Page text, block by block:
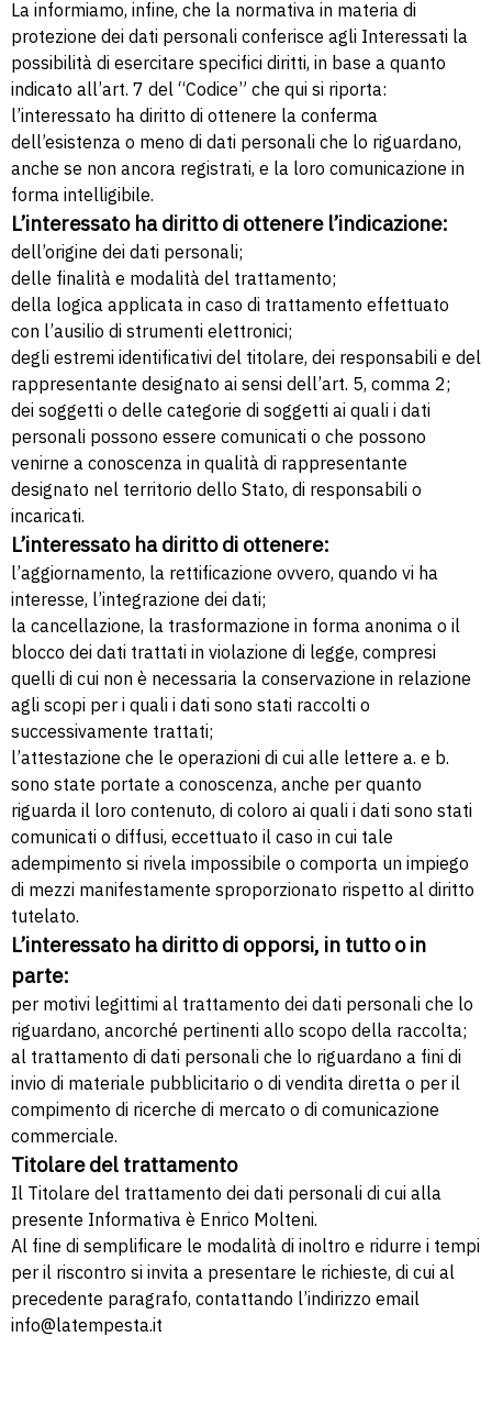
La informiamo, infine, che la normativa in materia di
protezione dei dati personali conferisce agli Interessati la
possibilità di esercitare specifici diritti, in base a quanto
indicato all’art. 7 del “Codice” che qui si riporta:
l’interessato ha diritto di ottenere la conferma
dell’esistenza o meno di dati personali che lo riguardano,
anche se non ancora registrati, e la loro comunicazione in
forma intelligibile.
L’interessato ha diritto di ottenere l’indicazione:
dell’origine dei dati personali;
delle finalità e modalità del trattamento;
della logica applicata in caso di trattamento effettuato
con l’ausilio di strumenti elettronici;
degli estremi identificativi del titolare, dei responsabili e del
rappresentante designato ai sensi dell’art. 5, comma 2;
dei soggetti o delle categorie di soggetti ai quali i dati
personali possono essere comunicati o che possono
venirne a conoscenza in qualità di rappresentante
designato nel territorio dello Stato, di responsabili o
incaricati.
L’interessato ha diritto di ottenere:
l’aggiornamento, la rettificazione ovvero, quando vi ha
interesse, l’integrazione dei dati;
la cancellazione, la trasformazione in forma anonima o il
blocco dei dati trattati in violazione di legge, compresi
quelli di cui non è necessaria la conservazione in relazione
agli scopi per i quali i dati sono stati raccolti o
successivamente trattati;
l’attestazione che le operazioni di cui alle lettere a. e b.
sono state portate a conoscenza, anche per quanto
riguarda il loro contenuto, di coloro ai quali i dati sono stati
comunicati o diffusi, eccettuato il caso in cui tale
adempimento si rivela impossibile o comporta un impiego
di mezzi manifestamente sproporzionato rispetto al diritto
tutelato.
L’interessato ha diritto di opporsi, in tutto o in
parte:
per motivi legittimi al trattamento dei dati personali che lo
riguardano, ancorché pertinenti allo scopo della raccolta;
al trattamento di dati personali che lo riguardano a fini di
invio di materiale pubblicitario o di vendita diretta o per il
compimento di ricerche di mercato o di comunicazione
commerciale.
Titolare del trattamento
Il Titolare del trattamento dei dati personali di cui alla
presente Informativa è Enrico Molteni.
Al fine di semplificare le modalità di inoltro e ridurre i tempi
per il riscontro si invita a presentare le richieste, di cui al
precedente paragrafo, contattando l’indirizzo email
info@latempesta.it